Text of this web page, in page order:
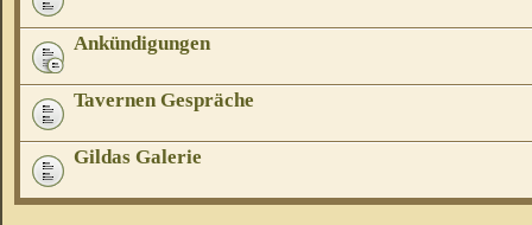
Ankündigungen
Tavernen Gespräche
Gildas Galerie